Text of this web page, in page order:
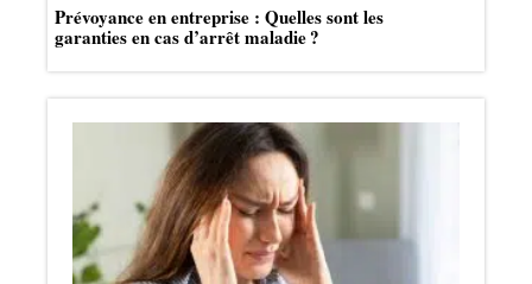
Prévoyance en entreprise : Quelles sont les
garanties en cas d’arrêt maladie ?